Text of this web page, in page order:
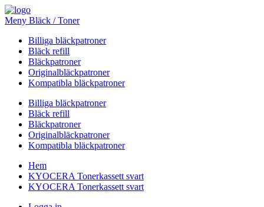
Meny Bläck / Toner
Billiga bläckpatroner
Bläck refill
Bläckpatroner
Originalbläckpatroner
Kompatibla bläckpatroner
Billiga bläckpatroner
Bläck refill
Bläckpatroner
Originalbläckpatroner
Kompatibla bläckpatroner
Hem
KYOCERA Tonerkassett svart
KYOCERA Tonerkassett svart